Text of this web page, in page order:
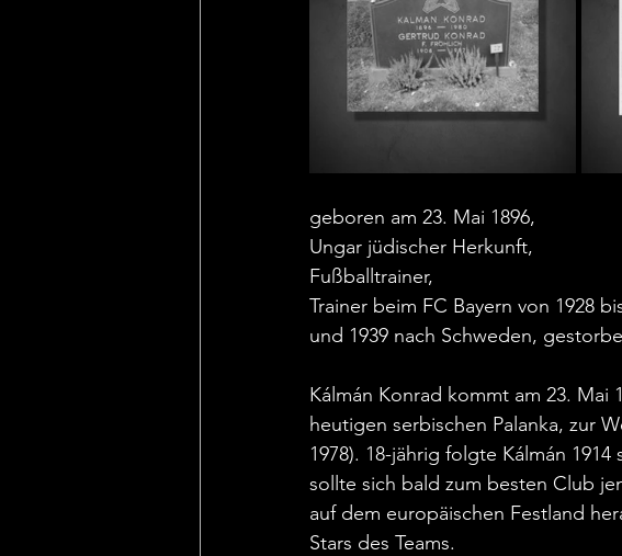
geboren am 23. Mai 1896,
Ungar jüdischer Herkunft,
Fußballtrainer,
Trainer beim FC Bayern von 1928
und 1939 nach Schweden,
Kálmán Konrad kommt am 23. Mai
heutigen serbischen Palanka, zur
1978). 18-jährig folgte Kálmán
sollte sich bald zum besten Club
auf dem europäischen Festland
Stars des Teams.